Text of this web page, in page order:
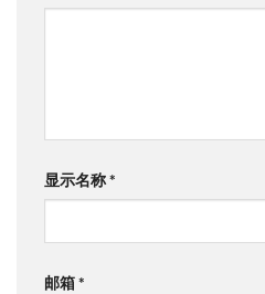
显示名称*
邮箱*